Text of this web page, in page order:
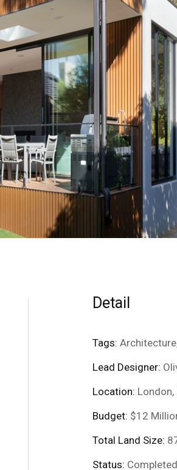
Detail
Tags:
Lead Designer:
Location: London,
Budget: $12
Total Land Size:
Status: